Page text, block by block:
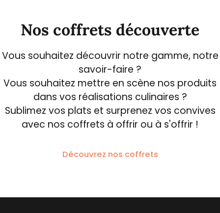
Nos coffrets découverte
Vous souhaitez découvrir notre gamme, notre
savoir-faire ?
Vous souhaitez mettre en scène nos produits
dans vos réalisations culinaires ?
Sublimez vos plats et surprenez vos convives
avec nos coffrets à offrir ou à s'offrir !
Découvrez nos coffrets